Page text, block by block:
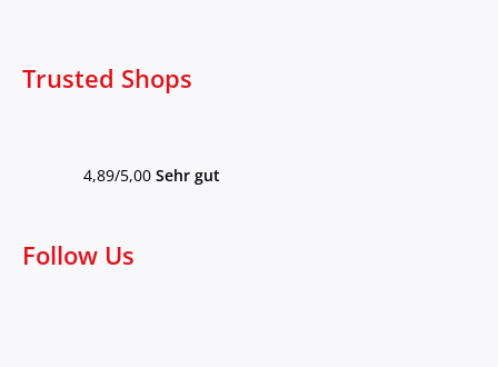
Trusted Shops
4,89/5,00 Sehr gut
Follow Us